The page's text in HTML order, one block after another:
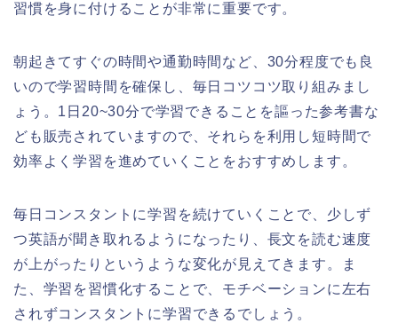
習慣を身に付けることが非常に重要です。
朝起きてすぐの時間や通勤時間など、30分程度でも良
いので学習時間を確保し、毎日コツコツ取り組みまし
ょう。1日20~30分で学習できることを謳った参考書な
ども販売されていますので、それらを利用し短時間で
効率よく学習を進めていくことをおすすめします。
毎日コンスタントに学習を続けていくことで、少しず
つ英語が聞き取れるようになったり、長文を読む速度
が上がったりというような変化が見えてきます。ま
た、学習を習慣化することで、モチベーションに左右
されずコンスタントに学習できるでしょう。